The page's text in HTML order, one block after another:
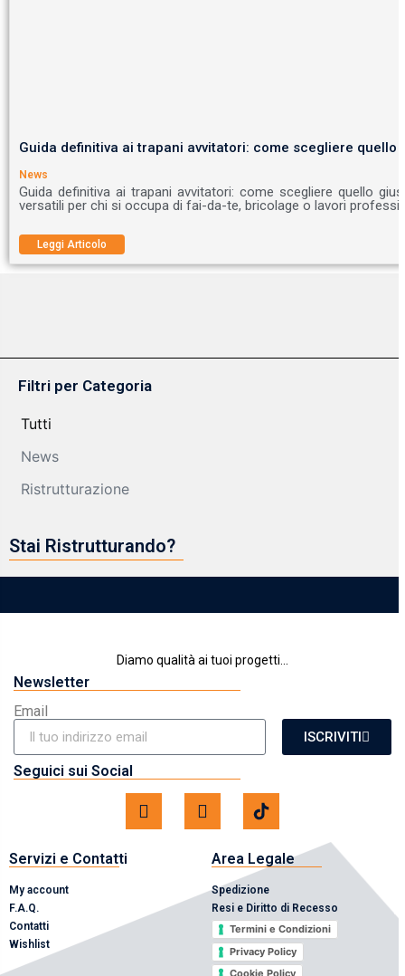
Guida definitiva ai trapani avvitatori: come scegliere quello
News
Guida definitiva ai trapani avvitatori: come scegliere quello
versatili per chi si occupa di fai-da-te, bricolage o lavori
Leggi Articolo
Filtri per Categoria
News
Ristrutturazione
Tutti
Stai Ristrutturando?
Diamo qualità ai tuoi progetti...
Newsletter
Email
ISCRIVITI
Seguici sui Social
Servizi e Contatti
My account
F.A.Q.
Contatti
Wishlist
Area Legale
Spedizione
Resi e Diritto di Recesso
Termini e Condizioni
Privacy Policy
Cookie Policy